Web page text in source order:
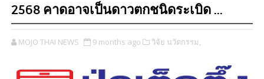
2568 คาดอาจเป็นดาวตกชนิดระเบิด ...
MOJO THAI NEWS 9 months ago วิจัย นวัตกรรม,